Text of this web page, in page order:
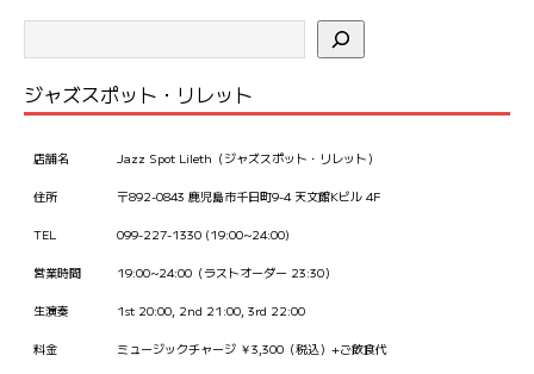
ジャズスポット・リレット
店舗名 Jazz Spot Lileth（ジャズスポット・リレット）
住所 〒892-0843 鹿児島市千日町9-4 天文館Kビル 4F
TEL 099-227-1330 (19:00~24:00)
営業時間 19:00~24:00（ラストオーダー 23:30）
生演奏 1st 20:00, 2nd 21:00, 3rd 22:00
料金 ミュージックチャージ ￥3,300（税込）+ご飲食代